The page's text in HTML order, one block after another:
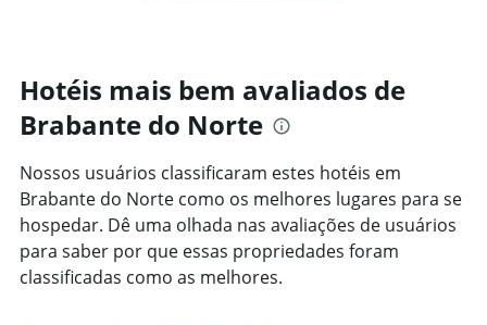
o
preço
médio
um
quarto
acordo
com
a
aproximação
data
de
estadia
O
gráfico
tem
Hotéis mais bem avaliados de
Brabante do Norte
Nossos usuários classificaram estes hotéis em
Brabante do Norte como os melhores lugares para se
hospedar. Dê uma olhada nas avaliações de usuários
para saber por que essas propriedades foram
classificadas como as melhores.